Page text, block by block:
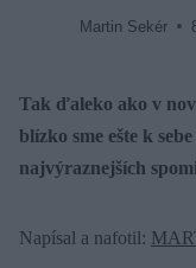
Martin Sekér
Tak ďaleko ako v
blízko sme ešte k
najvýraznejších
Napísal a nafotil: